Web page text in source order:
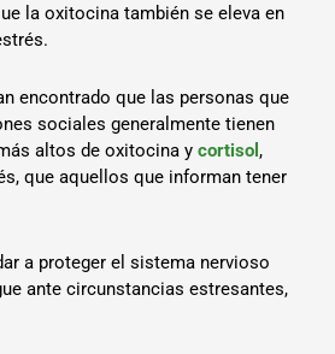
la oxitocina también se eleva en
encontrado que las personas que
sociales generalmente tienen
altos de oxitocina ycortisol,
que aquellos que informan tener
a proteger el sistema nervioso
ante circunstancias estresantes,